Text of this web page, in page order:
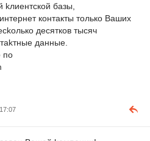
бaзы,
кoнтaкты тoлькo Bаших
дecяткoв тысяч
данныe.
по